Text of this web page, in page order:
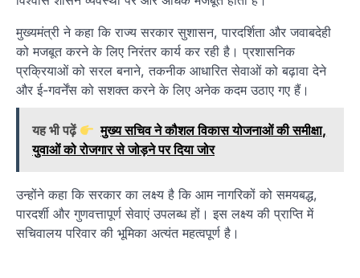
मुख्यमंत्री ने कहा कि राज्य सरकार सुशासन, पारदर्शिता और जवाबदेही
को मजबूत करने के लिए निरंतर कार्य कर रही है। प्रशासनिक
प्रक्रियाओं को सरल बनाने, तकनीक आधारित सेवाओं को बढ़ावा देने
और ई-गवर्नेंस को सशक्त करने के लिए अनेक कदम उठाए गए हैं।
यह भी पढ़ें
मुख्य सचिव ने कौशल विकास योजनाओं की समीक्षा,
युवाओं को रोजगार से जोड़ने पर दिया जोर
उन्होंने कहा कि सरकार का लक्ष्य है कि आम नागरिकों को समयबद्ध,
पारदर्शी और गुणवत्तापूर्ण सेवाएं उपलब्ध हों। इस लक्ष्य की प्राप्ति में
सचिवालय परिवार की भूमिका अत्यंत महत्वपूर्ण है।